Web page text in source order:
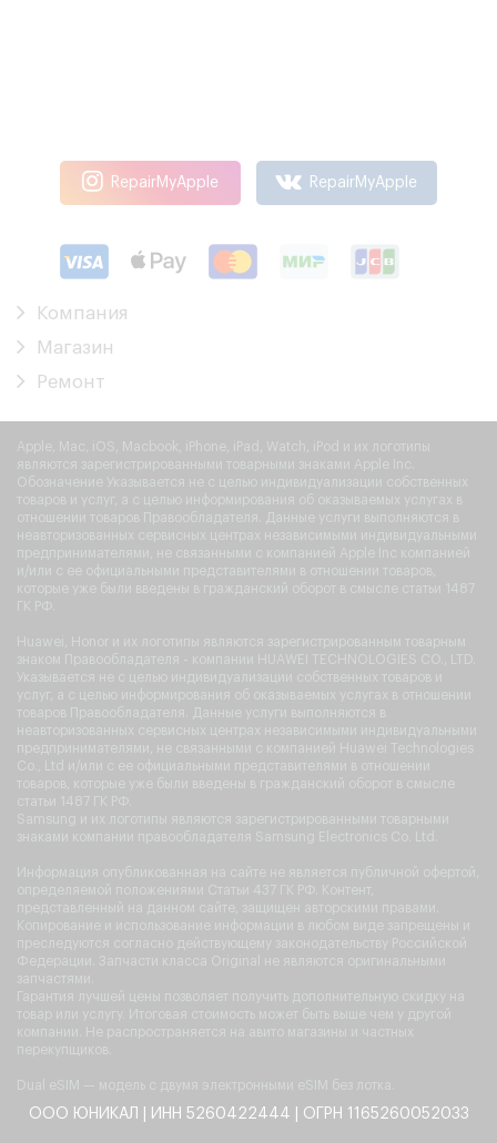
RepairMyApple RepairMyApple
Компания
Магазин
Ремонт
Apple, Mac, iOS, Macbook, iPhone, iPad, Watch, iPod и их логотипы
являются зарегистрированными товарными знаками Apple Inc.
Обозначение Указывается не с целью индивидуализации собственных
товаров и услуг, а с целью информирования об оказываемых услугах в
отношении товаров Правообладателя. Данные услуги выполняются в
неавторизованных сервисных центрах независимыми индивидуальными
предпринимателями, не связанными с компанией Apple Inc компанией
и/или с ее официальными представителями в отношении товаров,
которые уже были введены в гражданский оборот в смысле статьи 1487
ГК РФ.
Huawei, Honor и их логотипы являются зарегистрированным товарным
знаком Правообладателя - компании HUAWEI TECHNOLOGIES CO., LTD.
Указывается не с целью индивидуализации собственных товаров и
услуг, а с целью информирования об оказываемых услугах в отношении
товаров Правообладателя. Данные услуги выполняются в
неавторизованных сервисных центрах независимыми индивидуальными
предпринимателями, не связанными с компанией Huawei Technologies
Co., Ltd и/или с ее официальными представителями в отношении
товаров, которые уже были введены в гражданский оборот в смысле
статьи 1487 ГК РФ.
Samsung и их логотипы являются зарегистрированными товарными
знаками компании правообладателя Samsung Electronics Co. Ltd.
Информация опубликованная на сайте не является публичной офертой,
определяемой положениями Статьи 437 ГК РФ. Контент,
представленный на данном сайте, защищен авторскими правами.
Копирование и использование информации в любом виде запрещены и
преследуются согласно действующему законодательству Российской
Федерации. Запчасти класса Original не являются оригинальными
запчастями.
Гарантия лучшей цены позволяет получить дополнительную скидку на
товар или услугу. Итоговая стоимость может быть выше чем у другой
компании. Не распространяется на авито магазины и частных
перекупщиков.
Dual eSIM — модель с двумя электронными eSIM без лотка.
ООО ЮНИКАЛ | ИНН 5260422444 | ОГРН 1165260052033